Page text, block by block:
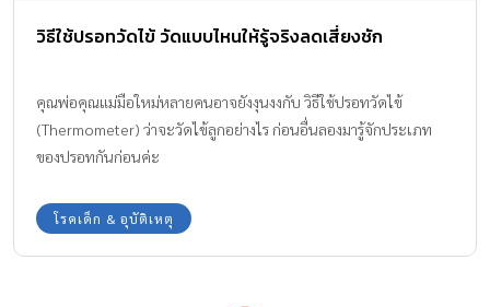
วิธีใช้ปรอทวัดไข้ วัดแบบไหนให้รู้จริงลดเสี่ยงชัก
คุณพ่อคุณแม่มือใหม่หลายคนอาจยังงุนงงกับ วิธีใช้ปรอทวัดไข้
(Thermometer) ว่าจะวัดไข้ลูกอย่างไร ก่อนอื่นลองมารู้จักประเภท
ของปรอทกันก่อนค่ะ
โรคเด็ก & อุบัติเหตุ